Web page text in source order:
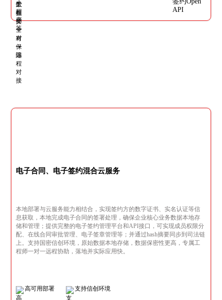
电子合同、电子签约混合云服务
本地部署与云服务能力相结合，实现签约方的数字证书、实名认证等信
息获取，本地完成电子合同的签署处理，确保企业核心业务数据本地存
储和管理；提供完整的电子签约管理平台和API接口，可实现成员权限分
配、在线合同审批管理、电子签章管理等；并通过hash摘要同步到司法链
上。支持国密信创环境，原始数据本地存储，数据保密性更高，专属工
程师一对一远程协助，落地并实际应用快。
高可用部署 支持信创环境